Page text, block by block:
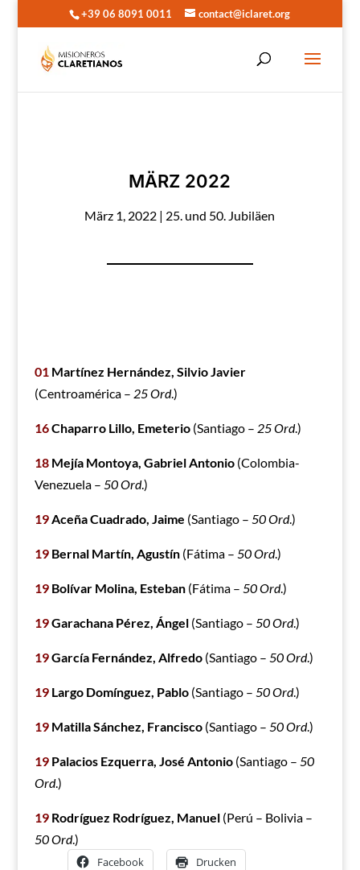
+39 06 8091 0011 contact@iclaret.org
MÄRZ 2022
März 1, 2022 | 25. und 50. Jubiläen
01 Martínez Hernández, Silvio Javier
(Centroamérica – 25 Ord.)
16Chaparro Lillo, Emeterio (Santiago – 25 Ord.)
18Mejía Montoya, Gabriel Antonio(Colombia-
Venezuela – 50 Ord.)
19Aceña Cuadrado, Jaime (Santiago – 50 Ord.)
19Bernal Martín, Agustín(Fátima – 50 Ord.)
19Bolívar Molina, Esteban(Fátima – 50 Ord.)
19Garachana Pérez, Ángel(Santiago – 50 Ord.)
19García Fernández, Alfredo(Santiago – 50 Ord.)
19Largo Domínguez, Pablo(Santiago – 50 Ord.)
19Matilla Sánchez, Francisco(Santiago – 50 Ord.)
19Palacios Ezquerra, José Antonio(Santiago – 50
Ord.)
19Rodríguez Rodríguez, Manuel(Perú – Bolivia –
50 Ord.)
Facebook Drucken